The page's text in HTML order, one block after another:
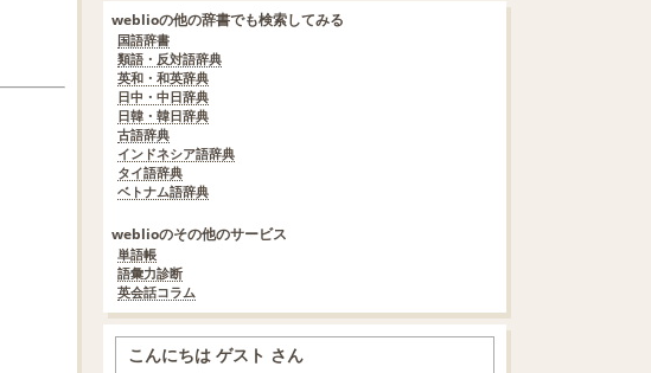
weblioの他の辞書でも検索してみる
国語辞書
類語・反対語辞典
英和・和英辞典
日中・中日辞典
日韓・韓日辞典
古語辞典
インドネシア語辞典
タイ語辞典
ベトナム語辞典
weblioのその他のサービス
単語帳
語彙力診断
英会話コラム
こんにちは ゲスト さん